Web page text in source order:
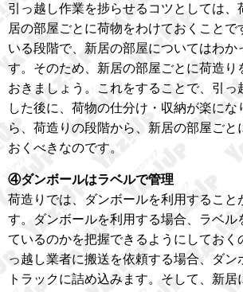
引っ越し作業を捗らせるコツとしては、
居の部屋ごとに荷物をわけておくことで
いる段階で、新居の部屋についてはわか
す。そのため、新居の部屋ごとに荷造り
おきましょう。これをすることで、引っ
した後に、荷物の仕分け・収納が楽にな
ら、荷造りの段階から、新居の部屋ごと
おくべきなのです。
④ダンボールはラベルで管理
荷造りでは、ダンボールを利用すること
す。ダンボールを利用する場合、ラベル
ているのかを把握できるようにしておく
っ越し業者に搬送を依頼する場合、ダン
トラックに詰め込みます。そして、新居